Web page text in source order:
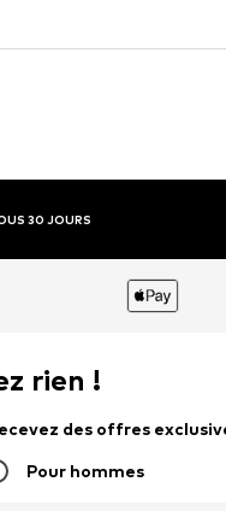
30 JOURS
rien !
des offres
Pour hommes